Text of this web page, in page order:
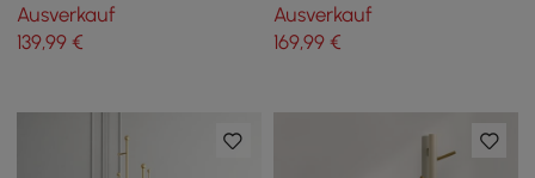
Ausverkauf
139,99 €
Marmorsockel
Ausverkauf
169,99€